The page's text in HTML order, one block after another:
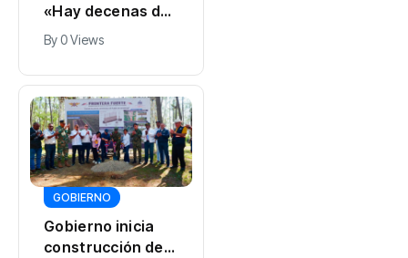
«Hay decenas de
miles de
ciudadanos que
quieren
inscribirse en el
partido»
By0 Views
GOBIERNO
Gobierno inicia
construcción de